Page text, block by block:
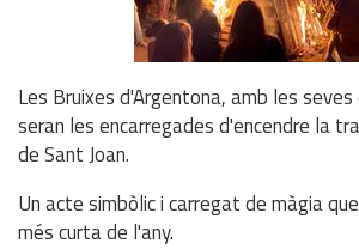
Les Bruixes d'Argentona, amb les
seran les encarregades d'encendre la
de Sant Joan.
Un acte simbòlic i carregat de màgia
més curta de l'any.